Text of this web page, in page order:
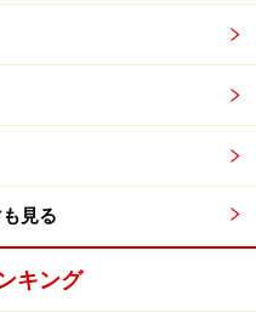
きりだと、小言が多くな
から幼稚園に入れたけれ
んでいる様子を見て、
きるようになると、分か
等に怒っちゃうんですよ
込んじゃったりして。か
ろもないし。
見る
キング